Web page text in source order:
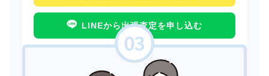
LINEから出張査定を申し込む